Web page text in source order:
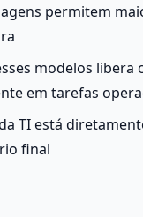
permitem
modelos
em tarefas
TI está
final